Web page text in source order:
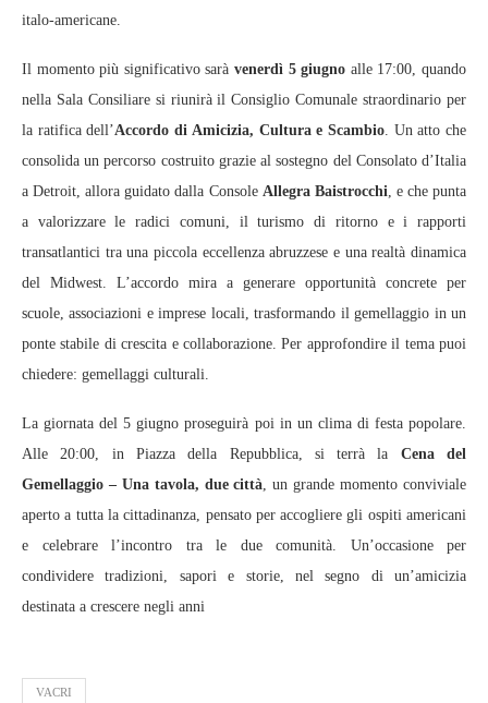
italo‑americane.
Il momento più significativo sarà venerdì 5 giugno alle 17:00, quando
nella Sala Consiliare si riunirà il Consiglio Comunale straordinario per
la ratifica dell’Accordo di Amicizia, Cultura e Scambio. Un atto che
consolida un percorso costruito grazie al sostegno del Consolato d’Italia
a Detroit, allora guidato dalla Console Allegra Baistrocchi, e che punta
a valorizzare le radici comuni, il turismo di ritorno e i rapporti
transatlantici tra una piccola eccellenza abruzzese e una realtà dinamica
del Midwest. L’accordo mira a generare opportunità concrete per
scuole, associazioni e imprese locali, trasformando il gemellaggio in un
ponte stabile di crescita e collaborazione. Per approfondire il tema puoi
chiedere: gemellaggi culturali.
La giornata del 5 giugno proseguirà poi in un clima di festa popolare.
Alle 20:00, in Piazza della Repubblica, si terrà la Cena del
Gemellaggio – Una tavola, due città, un grande momento conviviale
aperto a tutta la cittadinanza, pensato per accogliere gli ospiti americani
e celebrare l’incontro tra le due comunità. Un’occasione per
condividere tradizioni, sapori e storie, nel segno di un’amicizia
destinata a crescere negli anni
VACRI